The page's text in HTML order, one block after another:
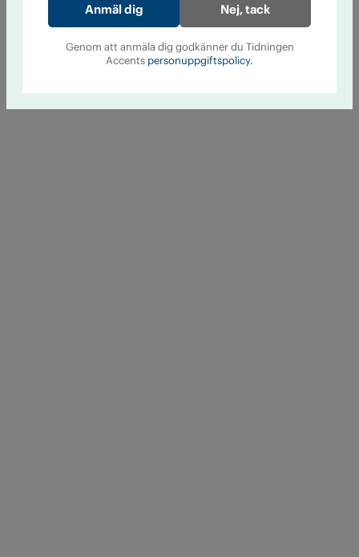
Nej, tack
Genom att anmäla dig godkänner du Tidningen
Accents personuppgiftspolicy.